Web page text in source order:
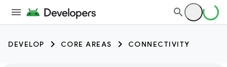
DEVELOP CORE AREAS CONNECTIVITY